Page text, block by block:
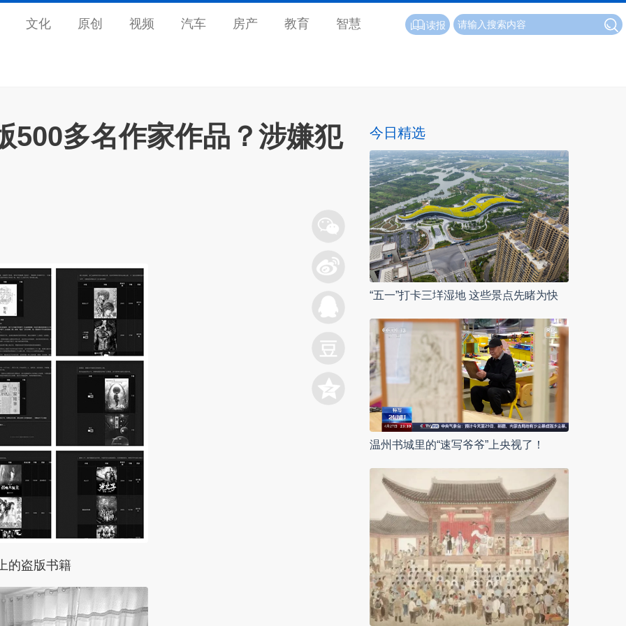
文化 原创 视频 汽车 房产 教育 智慧 读报
500多名作家作品？涉嫌犯
的盗版书籍
今日精选
“五一”打卡三垟湿地 这些景点先睹为快
温州书城里的“速写爷爷”上央视了！